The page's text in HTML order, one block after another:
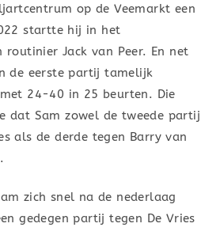
op de Veemarkt een
startte hij in het
Jack van Peer. En net
de eerste partij tamelijk
24-40 in 25 beurten. Die
dat Sam zowel de tweede partij
als de derde tegen Barry van
zich snel na de nederlaag
gedegen partij tegen De Vries